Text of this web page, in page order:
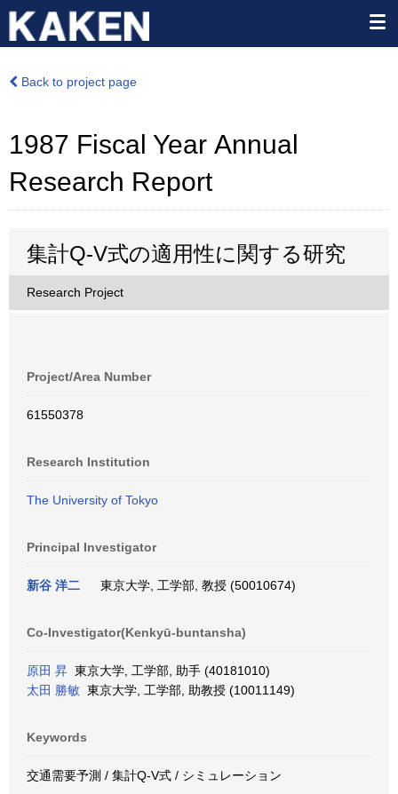
Back to project page
1987 Fiscal Year Annual
Research Report
集計Q-V式の適用性に関する研究
Research Project
Project/Area Number
61550378
Research Institution
The University of Tokyo
Principal Investigator
新谷 洋二 東京大学, 工学部, 教授 (50010674)
Co-Investigator(Kenkyū-buntansha)
原田 昇 東京大学, 工学部, 助手 (40181010)
太田 勝敏 東京大学, 工学部, 助教授 (10011149)
Keywords
交通需要予測 / 集計Q-V式 / シミュレーション